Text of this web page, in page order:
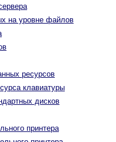
на уровне файлов
ресурсов
клавиатуры
дисков
принтера